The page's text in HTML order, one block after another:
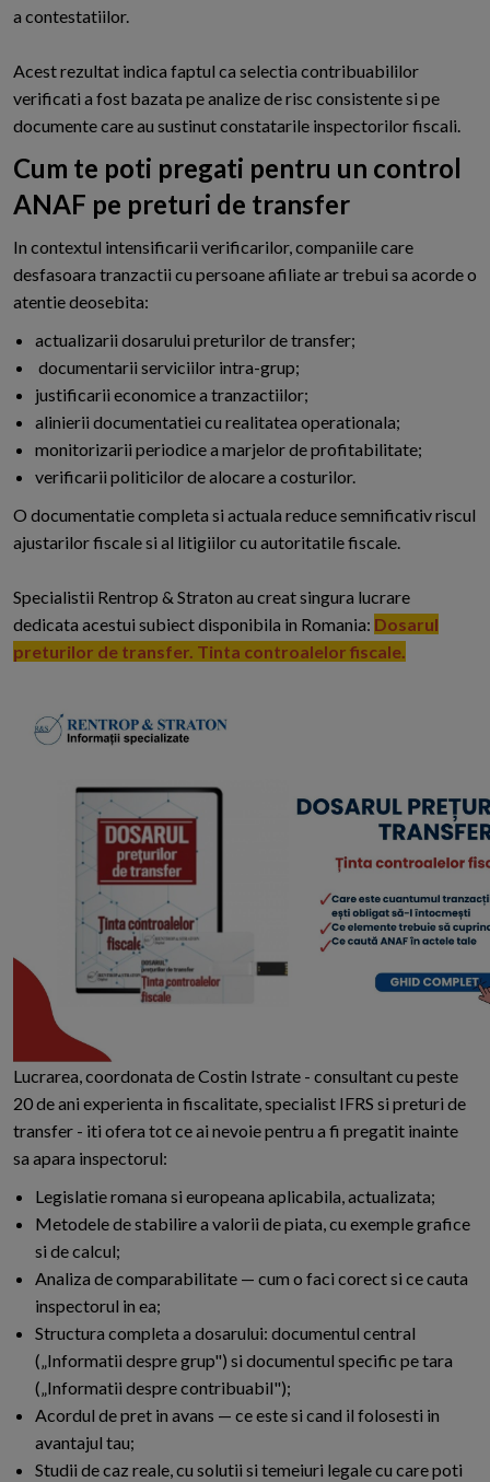
a contestatiilor.
Acest rezultat indica faptul ca selectia contribuabililor
verificati a fost bazata pe analize de risc consistente si pe
documente care au sustinut constatarile inspectorilor fiscali.
Cum te poti pregati pentru un control
ANAF pe preturi de transfer
In contextul intensificarii verificarilor, companiile care
desfasoara tranzactii cu persoane afiliate ar trebui sa acorde o
atentie deosebita:
actualizarii dosarului preturilor de transfer;
documentarii serviciilor intra-grup;
justificarii economice a tranzactiilor;
alinierii documentatiei cu realitatea operationala;
monitorizarii periodice a marjelor de profitabilitate;
verificarii politicilor de alocare a costurilor.
O documentatie completa si actuala reduce semnificativ riscul
ajustarilor fiscale si al litigiilor cu autoritatile fiscale.
Specialistii Rentrop & Straton au creat singura lucrare
dedicata acestui subiect disponibila in Romania: Dosarul
preturilor de transfer. Tinta controalelor fiscale.
Lucrarea, coordonata de Costin Istrate - consultant cu peste
20 de ani experienta in fiscalitate, specialist IFRS si preturi de
transfer - iti ofera tot ce ai nevoie pentru a fi pregatit inainte
sa apara inspectorul:
Legislatie romana si europeana aplicabila, actualizata;
Metodele de stabilire a valorii de piata, cu exemple grafice
si de calcul;
Analiza de comparabilitate — cum o faci corect si ce cauta
inspectorul in ea;
Structura completa a dosarului: documentul central
(„Informatii despre grup") si documentul specific pe tara
(„Informatii despre contribuabil");
Acordul de pret in avans — ce este si cand il folosesti in
avantajul tau;
Studii de caz reale, cu solutii si temeiuri legale cu care poti